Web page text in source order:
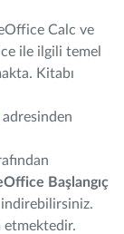
Calc ve
ile ilgili temel
Kitabı
adresinden
Başlangıç
indirebilirsiniz.
etmektedir.